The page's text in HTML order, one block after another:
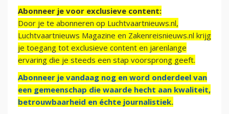
Abonneer je voor exclusieve content:
Door je te abonneren op Luchtvaartnieuws.nl,
Luchtvaartnieuws Magazine en Zakenreisnieuws.nl krijg
je toegang tot exclusieve content en jarenlange
ervaring die je steeds een stap voorsprong geeft.
Abonneer je vandaag nog en word onderdeel van
een gemeenschap die waarde hecht aan kwaliteit,
betrouwbaarheid en échte journalistiek.